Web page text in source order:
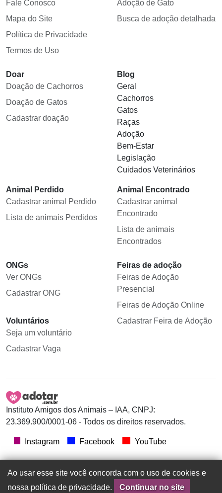
Fale Conosco
Mapa do Site
Política de Privacidade
Termos de Uso
Adoção de Gato
Busca de adoção detalhada
Doar
Doação de Cachorros
Doação de Gatos
Cadastrar doação
Blog
Geral
Cachorros
Gatos
Raças
Adoção
Bem-Estar
Legislação
Cuidados Veterinários
Animal Perdido
Cadastrar animal Perdido
Lista de animais Perdidos
Animal Encontrado
Cadastrar animal
Encontrado
Lista de animais
Encontrados
ONGs
Ver ONGs
Cadastrar ONG
Voluntários
Seja um voluntário
Cadastrar Vaga
Feiras de adoção
Feiras de Adoção
Presencial
Feiras de Adoção Online
Cadastrar Feira de Adoção
Instituto Amigos dos Animais – IAA, CNPJ:
23.369.900/0001-06 - Todos os direitos reservados.
Instagram Facebook YouTube
Ao usar esse site você concorda com o uso de cookies e
nossa política de privacidade.
Continuar no site